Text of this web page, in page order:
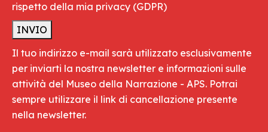
rispetto della mia privacy (GDPR)
Il tuo indirizzo e-mail sarà utilizzato esclusivamente
per inviarti la nostra newsletter e informazioni sulle
attività del Museo della Narrazione - APS. Potrai
sempre utilizzare il link di cancellazione presente
nella newsletter.